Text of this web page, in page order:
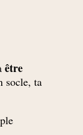
être
socle, ta